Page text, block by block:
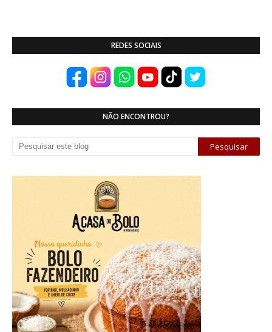
REDES SOCIAIS
NÃO ENCONTROU?